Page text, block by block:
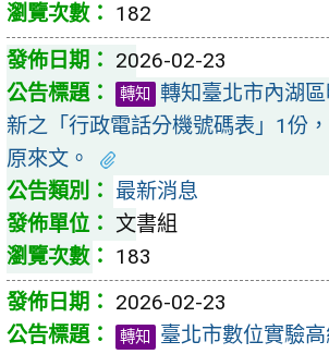
182
2026-02-23
轉知
轉知臺北市內湖
新之「行政電話分機號碼表」1份
原來文。
最新消息
文書組
183
2026-02-23
轉知
臺北市數位實驗